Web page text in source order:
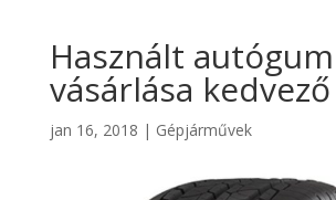
Használt
vásárlása
jan 16, 2018 | Gépjárművek